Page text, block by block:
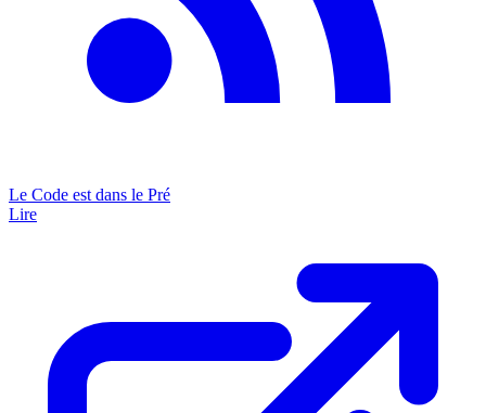
Le Code est dans le Pré
Lire